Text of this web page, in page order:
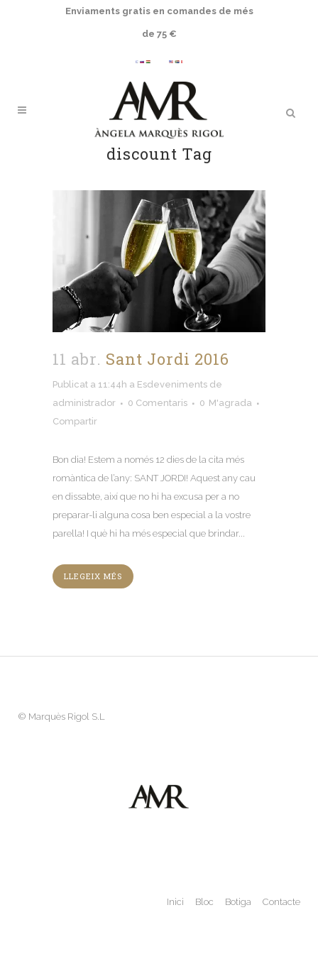
Enviaments gratis en comandes de més
de 75 €
discount Tag
11 abr. Sant Jordi 2016
Publicat a 11:44h a Esdeveniments de
administrador
0 Comentaris 0 M'agrada
Compartir
Bon dia! Estem a només 12 dies de la cita més
romàntica de l’any: SANT JORDI! Aquest any cau
en dissabte, així que no hi ha excusa per a no
preparar-li alguna cosa ben especial a la vostre
parella! I què hi ha més especial que brindar...
LLEGEIX MÉS
© Marquès Rigol S.L
Inici Bloc Botiga Contacte